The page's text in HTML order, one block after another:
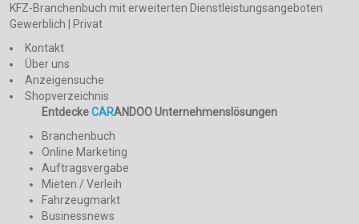
KFZ-Branchenbuch mit erweiterten Dienstleistungsangeboten
Gewerblich | Privat
Kontakt
Über uns
Anzeigensuche
Shopverzeichnis
EntdeckeCARANDOO Unternehmenslösungen
Branchenbuch
Online Marketing
Auftragsvergabe
Mieten / Verleih
Fahrzeugmarkt
Businessnews